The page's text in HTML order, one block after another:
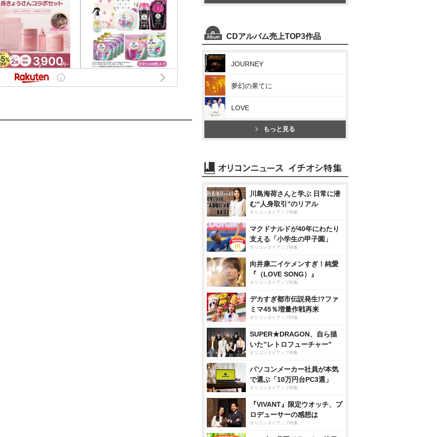
CDアルバム売上TOP3作品
JOURNEY
夢幻の果てに
LOVE
もっと見る
川島海荷さんと学ぶ 日常に潜
む“人身取引”のリアル
オリコンタイアップ特集
マクドナルドが40年にわたり
支える「小学生の甲子園」
オリコンタイアップ特集
向井康二イケメンすぎ！純愛
『（LOVE SONG）』
オリコンタイアップ特集
デカすぎ都市伝説発生!?ファ
ミマ45％増量作戦再来
オリコンタイアップ特集
SUPER★DRAGON、自ら描
いた”レトロフューチャー”
オリコンタイアップ特集
パソコンメーカー社員が本気
で選ぶ「10万円台PC3選」
オリコンタイアップ特集
『VIVANT』限定ウオッチ、プ
ロデューサーの感想は
オリコンタイアップ特集